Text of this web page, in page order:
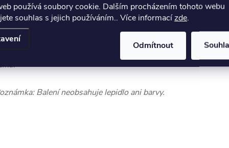
používá soubory cookie. Dalším procházením tohoto webu
souhlas s jejich používáním.. Více informacízde.
Odmítnout
sbírka americké vojenské techniky z období 2.
války se neobejde bez tohoto
nákladního vozu. Přidejte si do své
vitríny nebo dioramatu legendu, která pomohla vyhrát
Balení neobsahuje lepidlo ani barvy.